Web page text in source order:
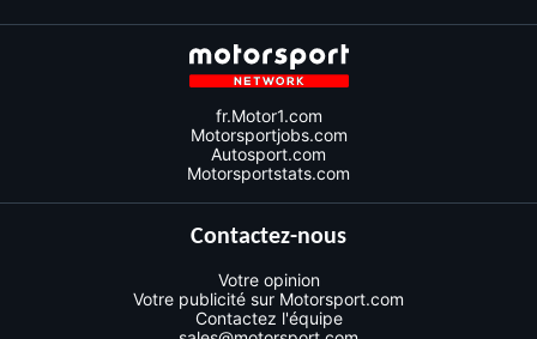
fr.Motor1.com
Motorsportjobs.com
Autosport.com
Motorsportstats.com
Contactez-nous
Votre opinion
Votre publicité sur Motorsport.com
Contactez l'équipe